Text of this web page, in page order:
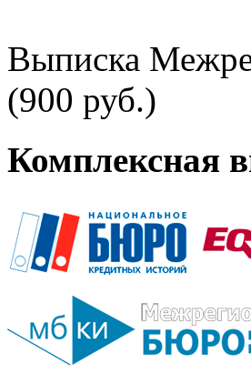
Выписка
(900 руб.)
Комплексная